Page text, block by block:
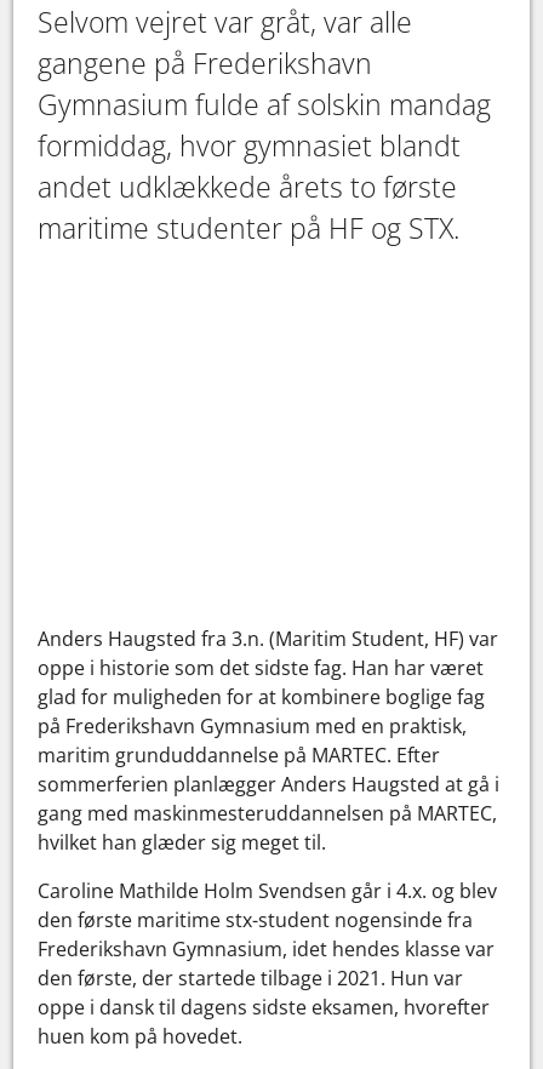
Selvom vejret var gråt, var alle
gangene på Frederikshavn
Gymnasium fulde af solskin mandag
formiddag, hvor gymnasiet blandt
andet udklækkede årets to første
maritime studenter på HF og STX.
Anders Haugsted fra 3.n. (Maritim Student, HF) var
oppe i historie som det sidste fag. Han har været
glad for muligheden for at kombinere boglige fag
på Frederikshavn Gymnasium med en praktisk,
maritim grunduddannelse på MARTEC. Efter
sommerferien planlægger Anders Haugsted at gå i
gang med maskinmesteruddannelsen på MARTEC,
hvilket han glæder sig meget til.
Caroline Mathilde Holm Svendsen går i 4.x. og blev
den første maritime stx-student nogensinde fra
Frederikshavn Gymnasium, idet hendes klasse var
den første, der startede tilbage i 2021. Hun var
oppe i dansk til dagens sidste eksamen, hvorefter
huen kom på hovedet.